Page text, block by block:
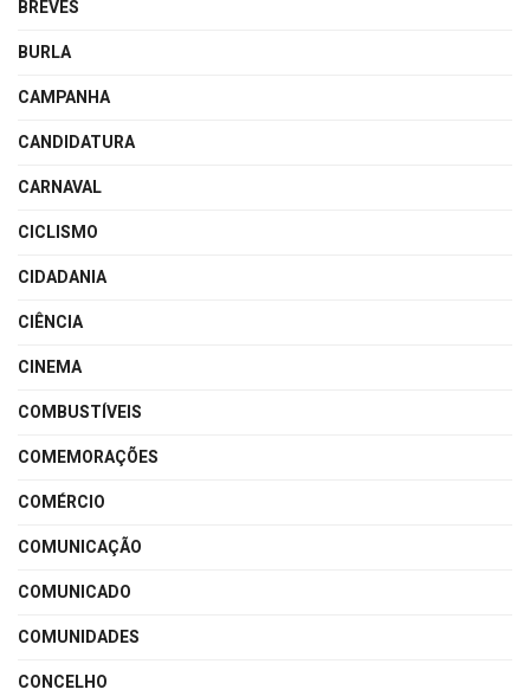
BREVES
BURLA
CAMPANHA
CANDIDATURA
CARNAVAL
CICLISMO
CIDADANIA
CIÊNCIA
CINEMA
COMBUSTÍVEIS
COMEMORAÇÕES
COMÉRCIO
COMUNICAÇÃO
COMUNICADO
COMUNIDADES
CONCELHO